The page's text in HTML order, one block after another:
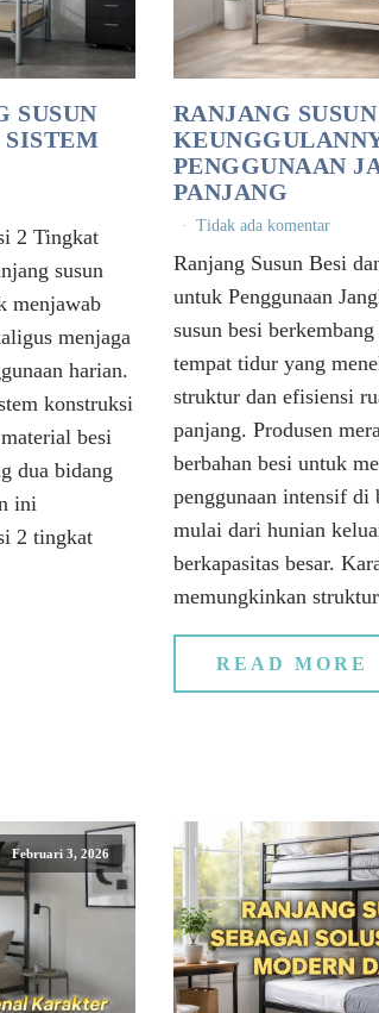
SUSUN
2 Tingkat
susun
menjawab
menjaga
harian.
konstruksi
besi
dua bidang
ini
2 tingkat
RANJANG
PENGGUNAAN
PANJANG
Tidak ada komentar
Ranjang Susun Besi
untuk Penggunaan
susun besi
tempat tidur yang
struktur dan efisiensi
panjang. Produsen
berbahan besi untuk
penggunaan intensif di
mulai dari hunian
berkapasitas besar.
memungkinkan
READ MORE
Februari 3, 2026